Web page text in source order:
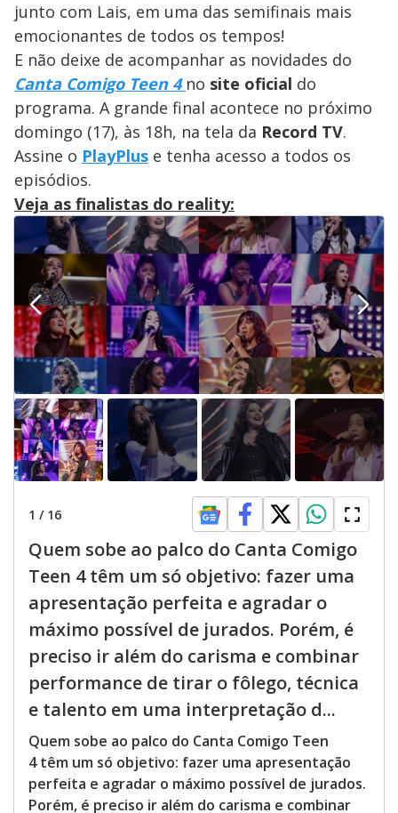
junto com Lais, em uma das semifinais mais
emocionantes de todos os tempos!
E não deixe de acompanhar as novidades do
Canta Comigo Teen 4 no site oficial do
programa. A grande final acontece no próximo
domingo (17), às 18h, na tela da Record TV.
Assine o PlayPlus e tenha acesso a todos os
episódios.
Veja as finalistas do reality:
1 / 16
Quem sobe ao palco do Canta Comigo
Teen 4 têm um só objetivo: fazer uma
apresentação perfeita e agradar o
máximo possível de jurados. Porém, é
preciso ir além do carisma e combinar
performance de tirar o fôlego, técnica
e talento em uma interpretação d...
Quem sobe ao palco do Canta Comigo Teen
4 têm um só objetivo: fazer uma apresentação
perfeita e agradar o máximo possível de jurados.
Porém, é preciso ir além do carisma e combinar